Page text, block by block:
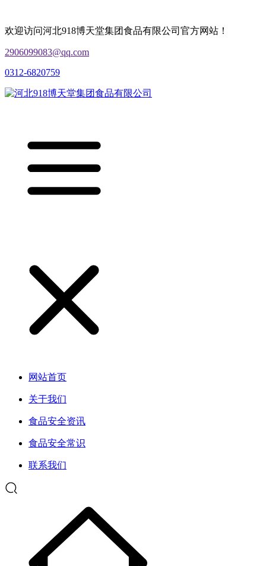
欢迎访问河北918博天堂集团食品有限公司官方网站！
2906099083@qq.com
0312-6820759
网站首页
关于我们
食品安全资讯
食品安全常识
联系我们